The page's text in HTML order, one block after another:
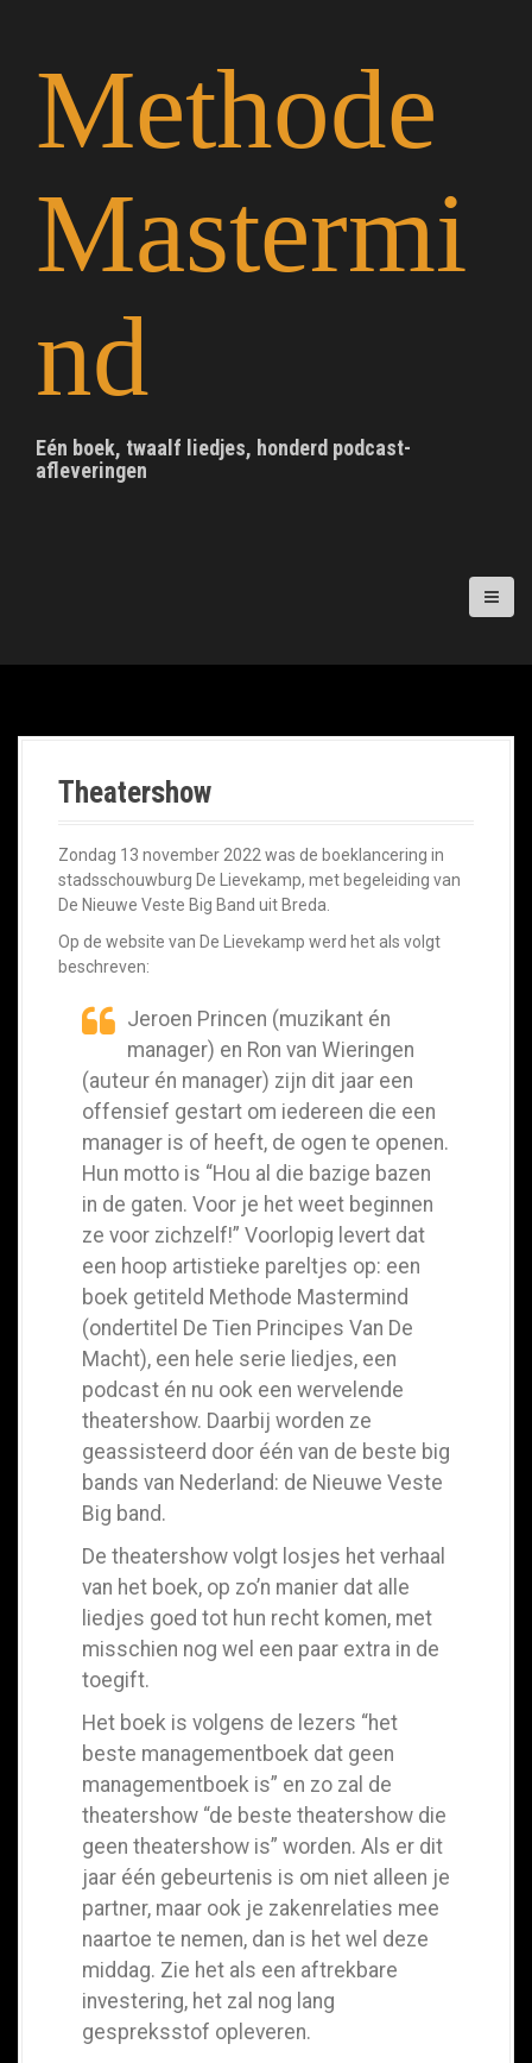
Methode
Mastermi
nd
Eén boek, twaalf liedjes, honderd podcast-
afleveringen
Theatershow
Zondag 13 november 2022 was de boeklancering in
stadsschouwburg De Lievekamp, met begeleiding van
De Nieuwe Veste Big Band uit Breda.
Op de website van De Lievekamp werd het als volgt
beschreven:
Jeroen Princen (muzikant én
manager) en Ron van Wieringen
(auteur én manager) zijn dit jaar een
offensief gestart om iedereen die een
manager is of heeft, de ogen te openen.
Hun motto is “Hou al die bazige bazen
in de gaten. Voor je het weet beginnen
ze voor zichzelf!” Voorlopig levert dat
een hoop artistieke pareltjes op: een
boek getiteld Methode Mastermind
(ondertitel De Tien Principes Van De
Macht), een hele serie liedjes, een
podcast én nu ook een wervelende
theatershow. Daarbij worden ze
geassisteerd door één van de beste big
bands van Nederland: de Nieuwe Veste
Big band.
De theatershow volgt losjes het verhaal
van het boek, op zo’n manier dat alle
liedjes goed tot hun recht komen, met
misschien nog wel een paar extra in de
toegift.
Het boek is volgens de lezers “het
beste managementboek dat geen
managementboek is” en zo zal de
theatershow “de beste theatershow die
geen theatershow is” worden. Als er dit
jaar één gebeurtenis is om niet alleen je
partner, maar ook je zakenrelaties mee
naartoe te nemen, dan is het wel deze
middag. Zie het als een aftrekbare
investering, het zal nog lang
gespreksstof opleveren.